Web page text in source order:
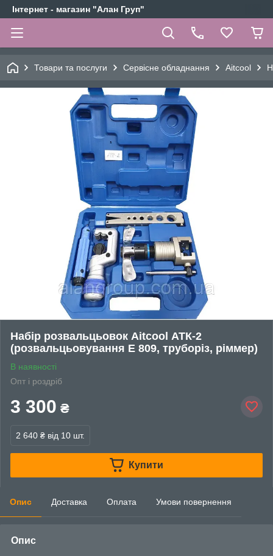
Інтернет - магазин "Алан Груп"
Товари та послуги Сервісне обладнання Aitcool
Набір розвальцьовок Aitcool АТК-2
(розвальцьовування Е 809, труборіз, ріммер)
В наявності
Опт і роздріб
3 300 ₴
2 640 ₴ від 10 шт.
Купити
Опис Доставка Оплата Умови повернення
Опис